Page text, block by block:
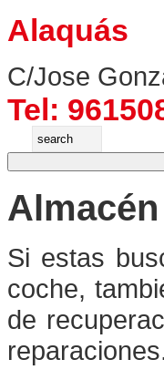
Alaquás
C/Jose
Tel:
Si estas
coche,
de